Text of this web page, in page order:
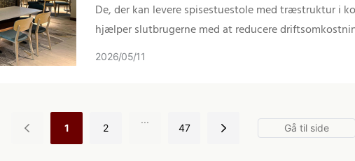
De, der kan levere spisestuestole med træstruktur i
hjælper slutbrugerne med at reducere
sandsynlighed for at vinde ordrer.
2026 05 11
1 2
...
47